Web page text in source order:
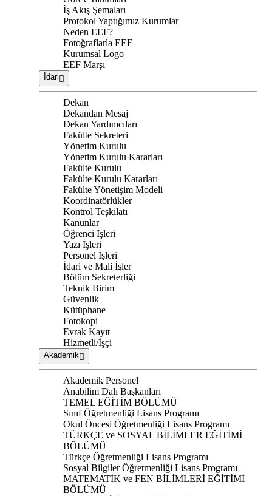
İş Akış Şemaları
Protokol Yaptığımız Kurumlar
Neden EEF?
Fotoğraflarla EEF
Kurumsal Logo
EEF Marşı
İdari
Dekan
Dekandan Mesaj
Dekan Yardımcıları
Fakülte Sekreteri
Yönetim Kurulu
Yönetim Kurulu Kararları
Fakülte Kurulu
Fakülte Kurulu Kararları
Fakülte Yönetişim Modeli
Koordinatörlükler
Kontrol Teşkilatı
Kanunlar
Öğrenci İşleri
Yazı İşleri
Personel İşleri
İdari ve Mali İşler
Bölüm Sekreterliği
Teknik Birim
Güvenlik
Kütüphane
Fotokopi
Evrak Kayıt
Hizmetli/İşçi
Akademik
Akademik Personel
Anabilim Dalı Başkanları
TEMEL EĞİTİM BÖLÜMÜ
Sınıf Öğretmenliği Lisans Programı
Okul Öncesi Öğretmenliği Lisans Programı
TÜRKÇE ve SOSYAL BİLİMLER EĞİTİMİ
BÖLÜMÜ
Türkçe Öğretmenliği Lisans Programı
Sosyal Bilgiler Öğretmenliği Lisans Programı
MATEMATİK ve FEN BİLİMLERİ EĞİTİMİ
BÖLÜMÜ